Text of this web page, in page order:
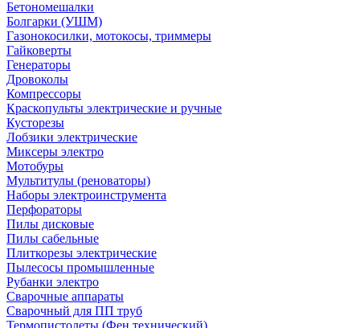
Бетономешалки
Болгарки (УШМ)
Газонокосилки, мотокосы, триммеры
Гайковерты
Генераторы
Дровоколы
Компрессоры
Краскопульты электрические и ручные
Кусторезы
Лобзики электрические
Миксеры электро
Мотобуры
Мультитулы (реноваторы)
Наборы электроинструмента
Перфораторы
Пилы дисковые
Пилы сабельные
Плиткорезы электрические
Пылесосы промышленные
Рубанки электро
Сварочные аппараты
Сварочный для ПП труб
Термопистолеты (Фен технический)